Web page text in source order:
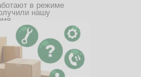
в режиме
нашу